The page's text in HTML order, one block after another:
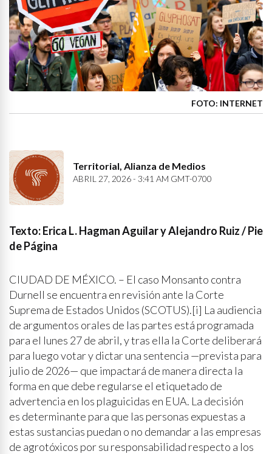
FOTO: INTERNET
Territorial, Alianza de Medios
ABRIL 27, 2026 - 3:41 AM GMT-0700
Texto: Erica L. Hagman Aguilar y Alejandro Ruiz / Pie
de Página
CIUDAD DE MÉXICO. – El caso Monsanto contra
Durnell se encuentra en revisión ante la Corte
Suprema de Estados Unidos (SCOTUS).[i] La audiencia
de argumentos orales de las partes está programada
para el lunes 27 de abril, y tras ella la Corte deliberará
para luego votar y dictar una sentencia —prevista para
julio de 2026— que impactará de manera directa la
forma en que debe regularse el etiquetado de
advertencia en los plaguicidas en EUA. La decisión
es determinante para que las personas expuestas a
estas sustancias puedan o no demandar a las empresas
de agrotóxicos por su responsabilidad respecto a los